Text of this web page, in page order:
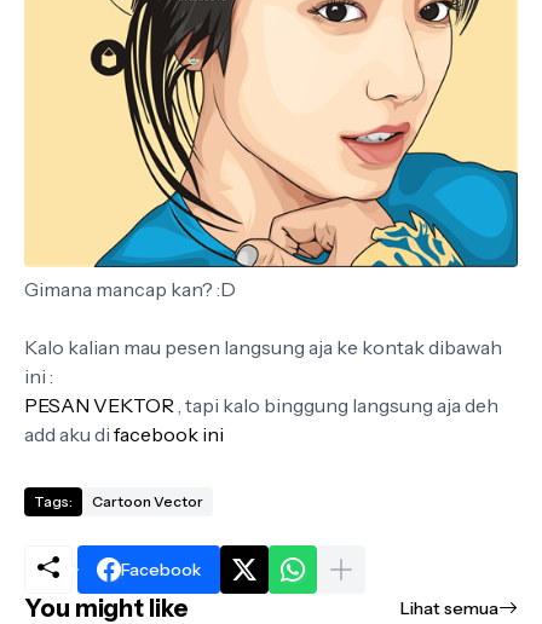
Gimana mancap kan? :D
Kalo kalian mau pesen langsung aja ke kontak dibawah
ini :
PESAN VEKTOR , tapi kalo binggung langsung aja deh
add aku di facebook ini
Tags: Cartoon Vector
Facebook
You might like Lihat semua